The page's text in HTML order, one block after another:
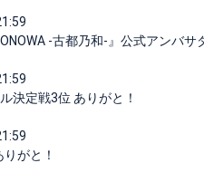
-古都乃和-』公式アンバ
決定戦3位 ありがと！
がと！